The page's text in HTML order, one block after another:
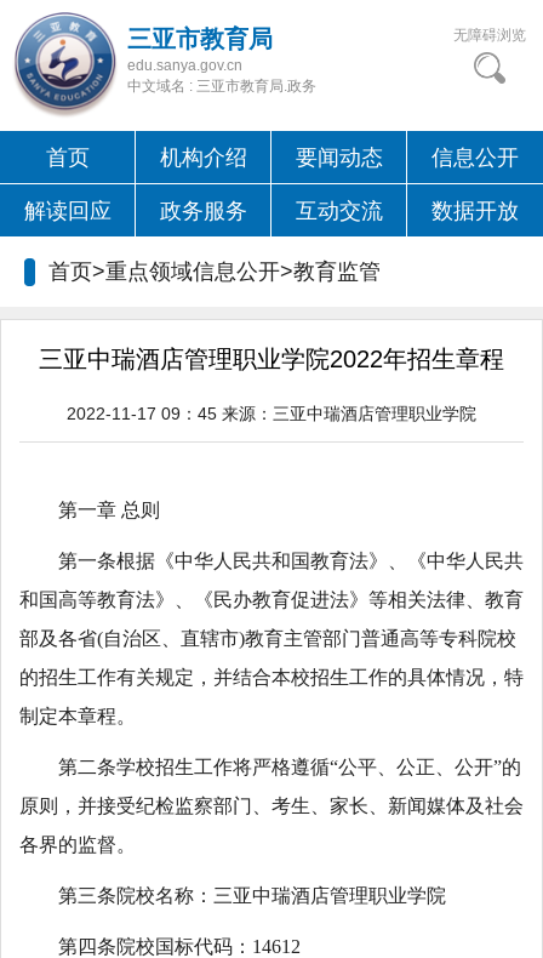
三亚市教育局
edu.sanya.gov.cn
中文域名 : 三亚市教育局.政务
无障碍浏览
首页 机构介绍 要闻动态 信息公开
解读回应 政务服务 互动交流 数据开放
首页>重点领域信息公开>教育监管
三亚中瑞酒店管理职业学院2022年招生章程
2022-11-17 09：45 来源： 三亚中瑞酒店管理职业学院
第一章 总则
第一条根据《中华人民共和国教育法》、《中华人民共
和国高等教育法》、《民办教育促进法》等相关法律、教育
部及各省(自治区、直辖市)教育主管部门普通高等专科院校
的招生工作有关规定，并结合本校招生工作的具体情况，特
制定本章程。
第二条学校招生工作将严格遵循“公平、公正、公开”的
原则，并接受纪检监察部门、考生、家长、新闻媒体及社会
各界的监督。
第三条院校名称：三亚中瑞酒店管理职业学院
第四条院校国标代码：14612